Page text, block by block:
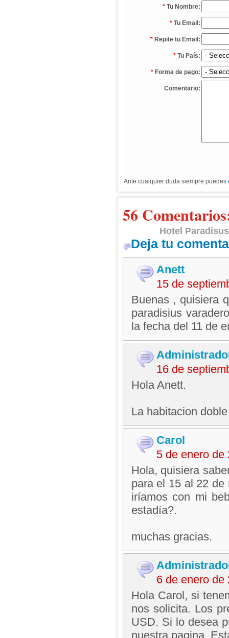
* Tu Nombre:
* Tu Email:
* Repite tu Email:
* Tu País:
* Forma de pago:
Comentario:
Ante cualquier duda siempre puedes
56
Hotel
Deja tu
Anett
15 de
Buenas , quisiera
paradisius
la fecha del 11 de
16 de
Hola Anett.
La habitacion
Carol
5 de enero de
Hola, quisiera
para el 15 al 22 de
iríamos con mi
estadía?.
muchas gracias.
6 de enero de
Hola Carol, si
nos solicita. Los
USD. Si lo desea
nuestra pagina.